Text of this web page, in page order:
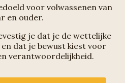
voor volwassenen van
en ouder.
je dat je de wettelijke
dat je bewust kiest voor
verantwoordelijkheid.